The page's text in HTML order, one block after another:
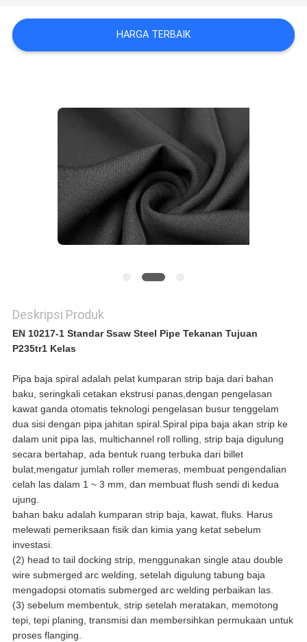
PRIVASI
HARGA TERBAIK
Deskripsi Produk
EN 10217-1 Standar Ssaw Steel Pipe Tekanan Tujuan
P235tr1 Kelas
Pipa baja spiral adalah pelat kumparan strip baja dari bahan
baku, seringkali cetakan ekstrusi panas,dengan pengelasan
kawat ganda otomatis teknologi pengelasan busur tenggelam
dua sisi dengan pipa jahitan spiral.Spiral pipa baja akan strip ke
dalam unit pipa las, multichannel roll rolling, strip baja digulung
secara bertahap, ada bentuk ruang terbuka dari billet
bulat,mengatur jumlah roller memeras, membuat pengendalian
celah las dalam 1 ~ 3 mm, dan membuat flush sendi di kedua
ujung.
bahan baku adalah kumparan strip baja, kawat, fluks. Harus
melewati pemeriksaan fisik dan kimia yang ketat sebelum
investasi.
(2) head to tail docking strip, menggunakan single atau double
wire submerged arc welding, setelah digulung tabung baja
mengadopsi otomatis submerged arc welding perbaikan las.
(3) sebelum membentuk, strip setelah meratakan, memotong
tepi, tepi planing, transmisi dan membersihkan permukaan untuk
proses flanging.